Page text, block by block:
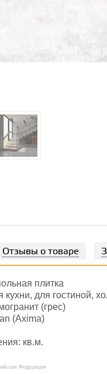
Отзывы о товаре
плитка
кухни, для гостиной,
(грес)
(Axima)
кв.м.
Федерация